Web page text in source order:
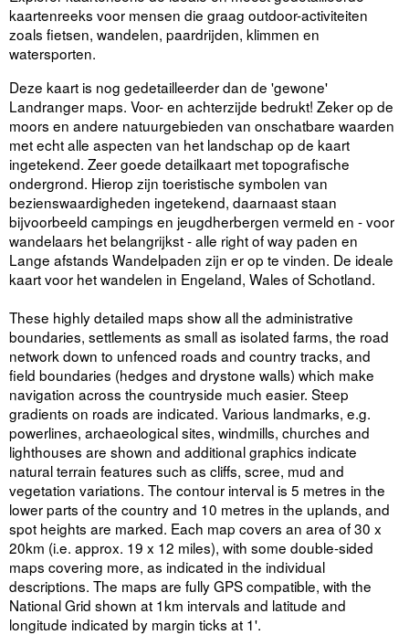
kaartenreeks voor mensen die graag outdoor-activiteiten
zoals fietsen, wandelen, paardrijden, klimmen en
watersporten.
Deze kaart is nog gedetailleerder dan de 'gewone'
Landranger maps. Voor- en achterzijde bedrukt! Zeker op de
moors en andere natuurgebieden van onschatbare waarden
met echt alle aspecten van het landschap op de kaart
ingetekend. Zeer goede detailkaart met topografische
ondergrond. Hierop zijn toeristische symbolen van
bezienswaardigheden ingetekend, daarnaast staan
bijvoorbeeld campings en jeugdherbergen vermeld en - voor
wandelaars het belangrijkst - alle right of way paden en
Lange afstands Wandelpaden zijn er op te vinden. De ideale
kaart voor het wandelen in Engeland, Wales of Schotland.
These highly detailed maps show all the administrative
boundaries, settlements as small as isolated farms, the road
network down to unfenced roads and country tracks, and
field boundaries (hedges and drystone walls) which make
navigation across the countryside much easier. Steep
gradients on roads are indicated. Various landmarks, e.g.
powerlines, archaeological sites, windmills, churches and
lighthouses are shown and additional graphics indicate
natural terrain features such as cliffs, scree, mud and
vegetation variations. The contour interval is 5 metres in the
lower parts of the country and 10 metres in the uplands, and
spot heights are marked. Each map covers an area of 30 x
20km (i.e. approx. 19 x 12 miles), with some double-sided
maps covering more, as indicated in the individual
descriptions. The maps are fully GPS compatible, with the
National Grid shown at 1km intervals and latitude and
longitude indicated by margin ticks at 1'.